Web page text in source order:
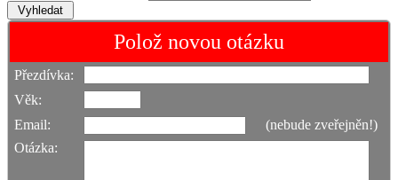
Polož novou otázku
Přezdívka:
Věk:
Email:
(nebude zveřejněn!)
Otázka: